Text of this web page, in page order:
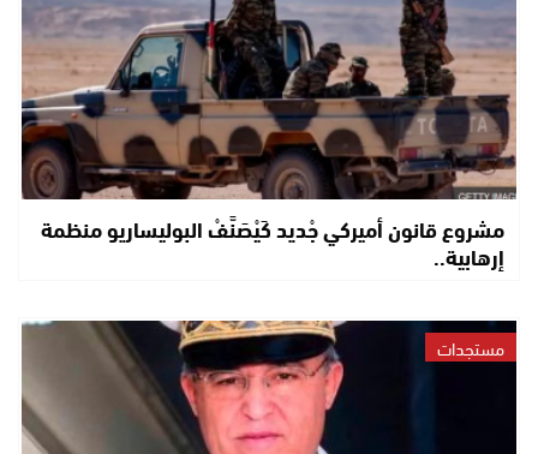
مشروع قانون أميركي جْديد كَيْصَنَّفْ البوليساريو منظمة
إرهابية..
مستجدات